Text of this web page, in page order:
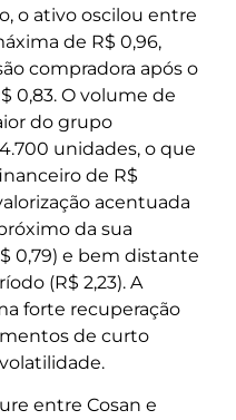
o ativo oscilou entre
de R$ 0,96,
compradora após o
0,83. O volume de
do grupo
unidades, o que
de R$
acentuada
da sua
0,79) e bem distante
(R$ 2,23). A
forte recuperação
de curto
entre Cosan e